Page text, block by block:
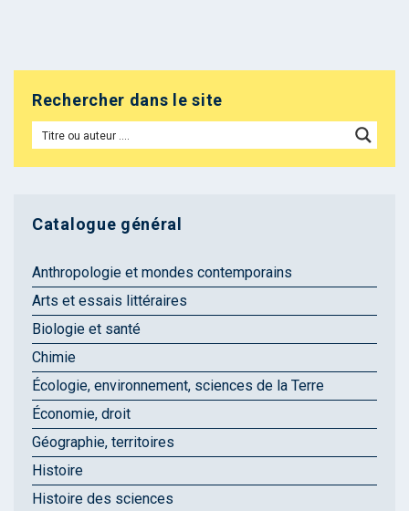
Rechercher dans le site
Catalogue général
Anthropologie et mondes contemporains
Arts et essais littéraires
Biologie et santé
Chimie
Écologie, environnement, sciences de la Terre
Économie, droit
Géographie, territoires
Histoire
Histoire des sciences